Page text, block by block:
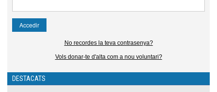
No recordes la teva contrasenya?
Vols donar-te d'alta com a nou voluntari?
DESTACATS